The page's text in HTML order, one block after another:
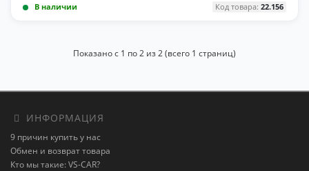
В наличии Код товара: 22.156
Показано с 1 по 2 из 2 (всего 1 страниц)
ИНФОРМАЦИЯ
9 причин купить у нас
Обмен и возврат товара
Кто мы такие: VS-CAR?